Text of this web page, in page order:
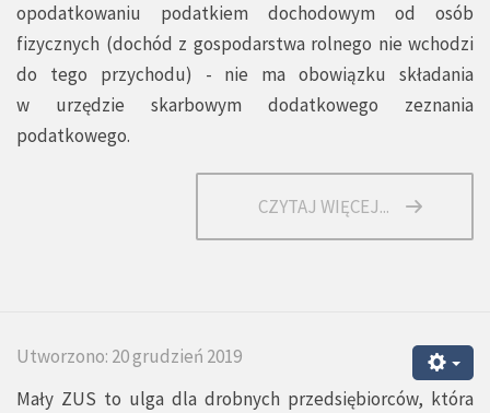
opodatkowaniu podatkiem dochodowym od osób
fizycznych (dochód z gospodarstwa rolnego nie wchodzi
do tego przychodu) - nie ma obowiązku składania
w urzędzie skarbowym dodatkowego zeznania
podatkowego.
CZYTAJ WIĘCEJ...
Utworzono: 20 grudzień 2019
Mały ZUS to ulga dla drobnych przedsiębiorców, która